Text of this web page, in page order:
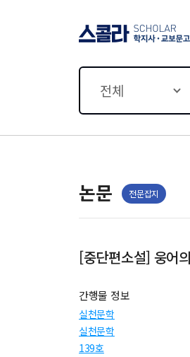
전체
논문 전문잡지
[중단편소설] 웅어
간행물 정보
실천문학
실천문학
139호